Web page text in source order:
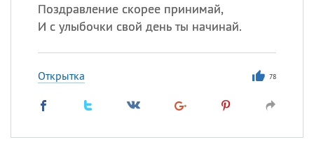
Поздравление скорее принимай,
И с улыбочки свой день ты начинай.
Открытка 78
Сергей, Теодор,